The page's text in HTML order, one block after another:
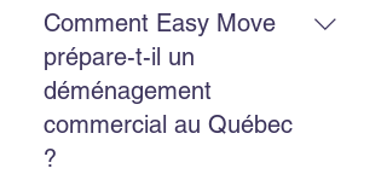
réduit le stress, protège mieux vos
biens, gagne du temps et assure
une organisation optimale du
départ et de l’arrivée.
Comment Easy Move
prépare-t-il un
déménagement
commercial au Québec
?